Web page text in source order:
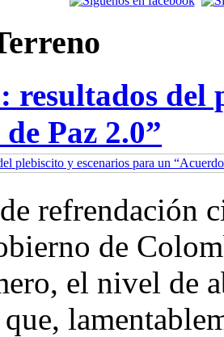
resultados del
Paz 2.0”
refrendación
de
el nivel de